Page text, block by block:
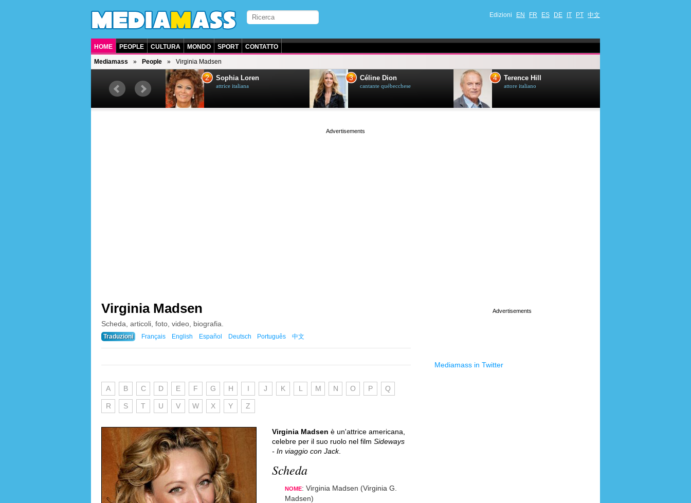
Edizioni EN FR ES DE IT PT 中文
HOME PEOPLE CULTURA MONDO SPORT CONTATTO
Mediamass People Virginia Madsen
attore americano
2 Sophia Loren
attrice italiana
3 Céline Dion
cantante québecchese
4 Terence Hill
attore italiano
Virginia Madsen
Scheda, articoli, foto, video, biografia.
Traduzioni Français English Español Deutsch Português 中文
A B C D E F G H I J K L M N O P Q
R S T U V W X Y Z
Virginia Madsen è un'attrice americana,
celebre per il suo ruolo nel film Sideways
- In viaggio con Jack.
Scheda
NOME: Virginia Madsen (Virginia G.
Madsen)
Mediamass in Twitter